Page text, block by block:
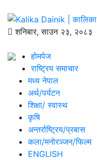
शनिबार,साउन २३, २०८३
होमपेज
राष्ट्रिय समाचार
मध्य नेपाल
अर्थ/पर्यटन
शिक्षा/ स्वास्थ
कृषि
अन्तर्राष्ट्रिय/प्रबास
कला/मनोरञ्जन/फिल्म
ENGLISH